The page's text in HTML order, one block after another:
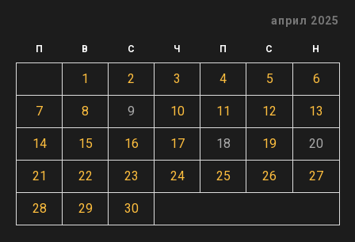
април 2025
П В С Ч П С Н
1 2 3 4 5 6
7 8 9 10 11 12 13
14 15 16 17 18 19 20
21 22 23 24 25 26 27
28 29 30